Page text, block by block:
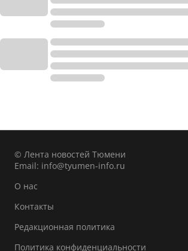
© Лента новостей Тюмени
Email: info@tyumen-info.ru
О нас
Контакты
Редакционная политика
Политика конфиденциальности